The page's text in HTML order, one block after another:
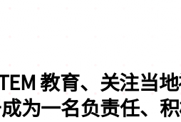
教育、关注当
为一名负责任、